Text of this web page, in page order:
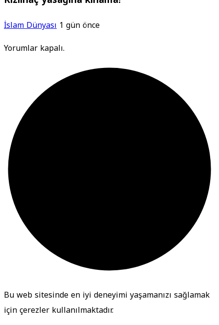
İslam Dünyası 1 gün önce
Yorumlar kapalı.
Bu web sitesinde en iyi deneyimi yaşamanızı sağlamak
için çerezler kullanılmaktadır.